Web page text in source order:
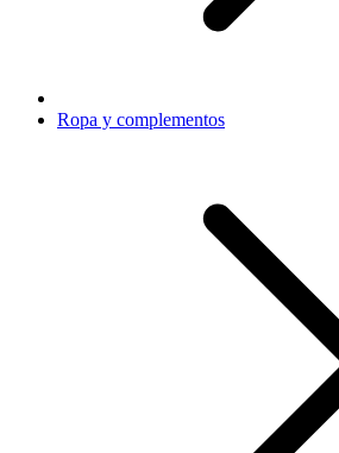
Ropa y complementos